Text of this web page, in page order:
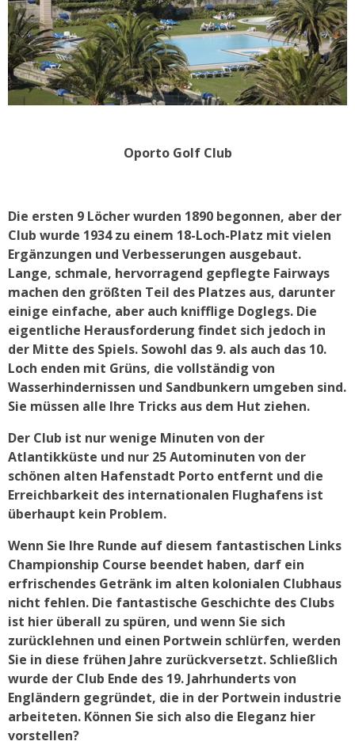
Oporto Golf Club
Die ersten 9 Löcher wurden 1890 begonnen, aber der
Club wurde 1934 zu einem 18-Loch-Platz mit vielen
Ergänzungen und Verbesserungen ausgebaut.
Lange, schmale, hervorragend gepflegte Fairways
machen den größten Teil des Platzes aus, darunter
einige einfache, aber auch knifflige Doglegs. Die
eigentliche Herausforderung findet sich jedoch in
der Mitte des Spiels. Sowohl das 9. als auch das 10.
Loch enden mit Grüns, die vollständig von
Wasserhindernissen und Sandbunkern umgeben sind.
Sie müssen alle Ihre Tricks aus dem Hut ziehen.
Der Club ist nur wenige Minuten von der
Atlantikküste und nur 25 Autominuten von der
schönen alten Hafenstadt Porto entfernt und die
Erreichbarkeit des internationalen Flughafens ist
überhaupt kein Problem.
Wenn Sie Ihre Runde auf diesem fantastischen Links
Championship Course beendet haben, darf ein
erfrischendes Getränk im alten kolonialen Clubhaus
nicht fehlen. Die fantastische Geschichte des Clubs
ist hier überall zu spüren, und wenn Sie sich
zurücklehnen und einen Portwein schlürfen, werden
Sie in diese frühen Jahre zurückversetzt. Schließlich
wurde der Club Ende des 19. Jahrhunderts von
Engländern gegründet, die in der Portwein industrie
arbeiteten. Können Sie sich also die Eleganz hier
vorstellen?